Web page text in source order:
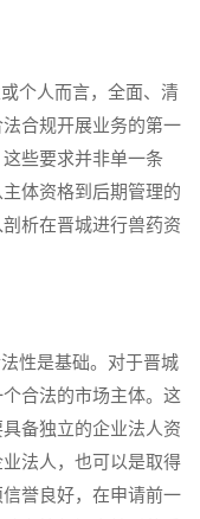
个人而言，全面、清
合规开展业务的第一
些要求并非单一条
体资格到后期管理的
析在晋城进行兽药资
性是基础。对于晋城
合法的市场主体。这
备独立的企业法人资
法人，也可以是取得
誉良好，在申请前一